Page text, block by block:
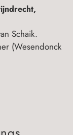
Schaik.
(Wesendonck